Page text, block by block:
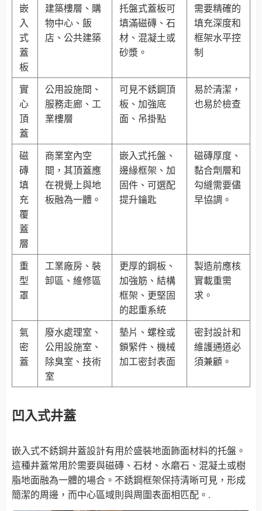
嵌
入
式
蓋
板
建築樓層、購
物中心、飯
店、公共建築
托盤式蓋板可
填滿磁磚、石
材、混凝土或
砂漿。
需要精確的
填充深度和
框架水平控
制
實
心
頂
蓋
公用設施間、
服務走廊、工
業樓層
可見不銹鋼頂
板、加強底
面、吊掛點
易於清潔，
也易於檢查
磁
磚
填
充
覆
蓋
層
商業室內空
間，其頂蓋應
在視覺上與地
板融為一體。
嵌入式托盤、
邊緣框架、加
固件、可選配
提升鑰匙
磁磚厚度、
黏合劑層和
勾縫需要儘
早協調。
重
型
罩
工業廠房、裝
卸區、維修區
更厚的鋼板、
加強筋、結構
框架、更堅固
的起重系統
製造前應核
實載重需
求。
氣
密
蓋
廢水處理室、
公用設施室、
除臭室、技術
室
墊片、螺栓或
鎖緊件、機械
加工密封表面
密封設計和
維護通道必
須兼顧。
凹入式井蓋
嵌入式不銹鋼井蓋設計有用於盛裝地面飾面材料的托盤。
這種井蓋常用於需要與磁磚、石材、水磨石、混凝土或樹
脂地面融為一體的場合。不銹鋼框架保持清晰可見，形成
簡潔的周邊，而中心區域則與周圍表面相匹配。.